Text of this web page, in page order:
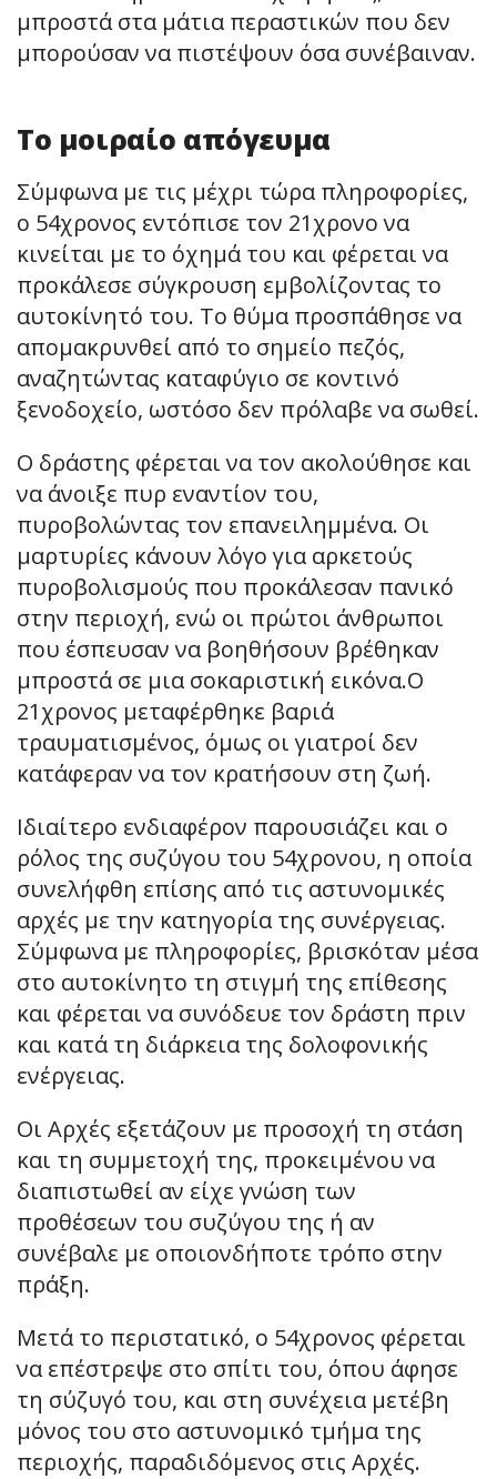
μπροστά στα μάτια περαστικών που δεν
μπορούσαν να πιστέψουν όσα συνέβαιναν.
Το μοιραίο απόγευμα
Σύμφωνα με τις μέχρι τώρα πληροφορίες,
ο 54χρονος εντόπισε τον 21χρονο να
κινείται με το όχημά του και φέρεται να
προκάλεσε σύγκρουση εμβολίζοντας το
αυτοκίνητό του. Το θύμα προσπάθησε να
απομακρυνθεί από το σημείο πεζός,
αναζητώντας καταφύγιο σε κοντινό
ξενοδοχείο, ωστόσο δεν πρόλαβε να σωθεί.
Ο δράστης φέρεται να τον ακολούθησε και
να άνοιξε πυρ εναντίον του,
πυροβολώντας τον επανειλημμένα. Οι
μαρτυρίες κάνουν λόγο για αρκετούς
πυροβολισμούς που προκάλεσαν πανικό
στην περιοχή, ενώ οι πρώτοι άνθρωποι
που έσπευσαν να βοηθήσουν βρέθηκαν
μπροστά σε μια σοκαριστική εικόνα.Ο
21χρονος μεταφέρθηκε βαριά
τραυματισμένος, όμως οι γιατροί δεν
κατάφεραν να τον κρατήσουν στη ζωή.
Ιδιαίτερο ενδιαφέρον παρουσιάζει και ο
ρόλος της συζύγου του 54χρονου, η οποία
συνελήφθη επίσης από τις αστυνομικές
αρχές με την κατηγορία της συνέργειας.
Σύμφωνα με πληροφορίες, βρισκόταν μέσα
στο αυτοκίνητο τη στιγμή της επίθεσης
και φέρεται να συνόδευε τον δράστη πριν
και κατά τη διάρκεια της δολοφονικής
ενέργειας.
Οι Αρχές εξετάζουν με προσοχή τη στάση
και τη συμμετοχή της, προκειμένου να
διαπιστωθεί αν είχε γνώση των
προθέσεων του συζύγου της ή αν
συνέβαλε με οποιονδήποτε τρόπο στην
πράξη.
Μετά το περιστατικό, ο 54χρονος φέρεται
να επέστρεψε στο σπίτι του, όπου άφησε
τη σύζυγό του, και στη συνέχεια μετέβη
μόνος του στο αστυνομικό τμήμα της
περιοχής, παραδιδόμενος στις Αρχές.